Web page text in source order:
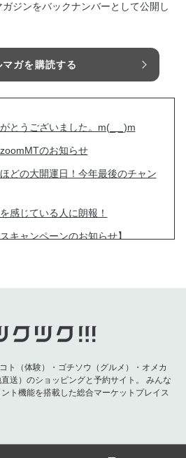
ジンをバックナンバーとして公開し
マガを購読する
とうございました。m(_ _)m
のお知らせ
どの大開運日！今年最後のチャン
感じている人に朗報！
キャンペーンのお知らせ】
談会・無料開運セッション（ショ
ン）zoomIDのおしらせ】
16日土曜 満月無料なんでも相談
開セッション（ショートバージョ
月無料相談会、一斉無料開運セッ
ト（体験）・ゴチソウ（グルメ）・オメカ
送）のショッピングと予約サイト。
みんな
ト機能を搭載した総合マーケットプレイス